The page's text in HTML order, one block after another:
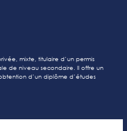
mixte, titulaire d’un permis
de niveau secondaire. Il offre un
d’un diplôme d’études